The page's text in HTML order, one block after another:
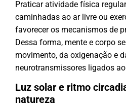
Praticar atividade física
caminhadas ao ar livre ou
favorecer os mecanismos de
Dessa forma, mente e corpo
movimento, da oxigenação e
neurotransmissores ligados
Luz solar e ritmo
natureza